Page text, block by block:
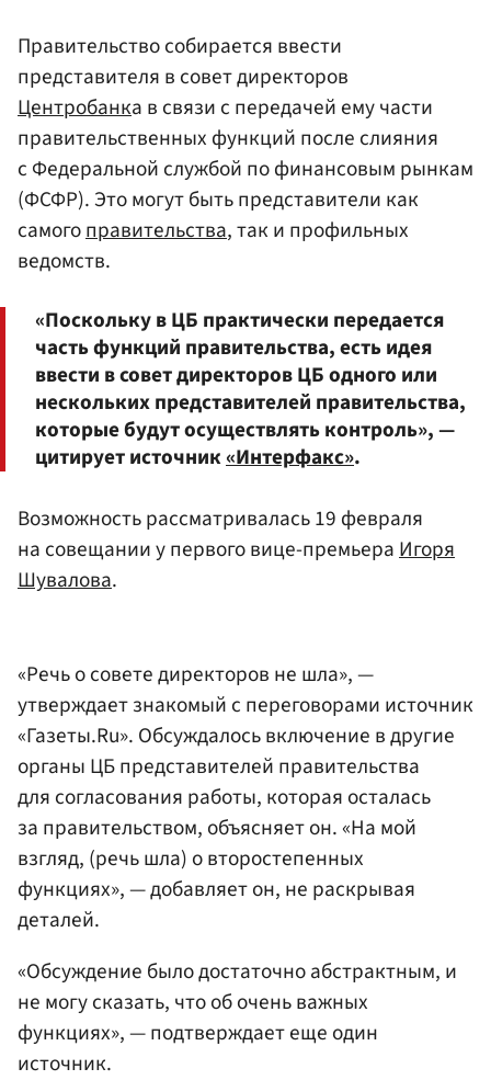
Правительство собирается ввести
представителя в совет директоров
Центробанка в связи с передачей ему части
правительственных функций после слияния
с Федеральной службой по финансовым рынкам
(ФСФР). Это могут быть представители как
самогоправительства, так и профильных
ведомств.
«Поскольку в ЦБ практически передается
часть функций правительства, есть идея
ввести в совет директоров ЦБ одного или
нескольких представителей правительства,
которые будут осуществлять контроль», —
цитирует источник«Интерфакс».
Возможность рассматривалась 19 февраля
на совещании у первого вице-премьераИгоря
Шувалова.
«Речь о совете директоров не шла», —
утверждает знакомый с переговорами источник
«Газеты.Ru». Обсуждалось включение в другие
органы ЦБ представителей правительства
для согласования работы, которая осталась
за правительством, объясняет он. «На мой
взгляд, (речь шла) о второстепенных
функциях», — добавляет он, не раскрывая
деталей.
«Обсуждение было достаточно абстрактным, и
не могу сказать, что об очень важных
функциях», — подтверждает еще один
источник.